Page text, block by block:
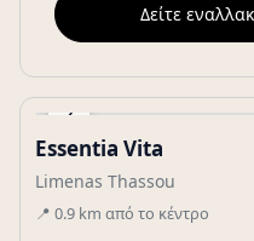
Δείτε
‹
Gallery
Essentia Vita
Limenas Thassou
📍 0.9 km από το κέντρο